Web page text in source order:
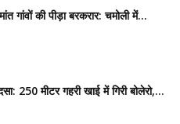
गांवों की पीड़ा बरकरार: चमोली में...
250 मीटर गहरी खाई में गिरी बोलेरो,...